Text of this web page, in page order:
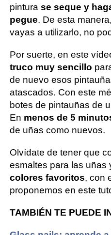
pintura se seque y
pegue. De esta
vayas a utilizarlo, no
Por suerte, en este
truco muy sencillo
de nuevo esos
atascados. Con este
botes de pintauñas de
En menos de 5
de uñas como nuevos.
Olvídate de tener que
esmaltes para las uñas
colores favoritos, con
proponemos en este
TAMBIÉN TE PUEDE